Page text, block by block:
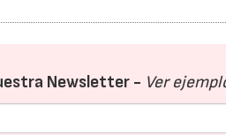
Newsletter - Ver